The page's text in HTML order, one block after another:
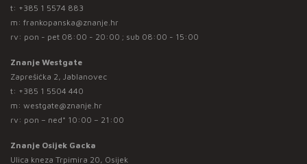
t: +385 1 5574 883
m: frankopanska@znanje.hr
rv: pon - pet 08:00 - 20:00 ; sub 08:00 - 15:00
Znanje Westgate
Zaprešićka 2, Jablanovec
t: +385 1 5504 440
m: westgate@znanje.hr
rv: pon – ned* 10:00 – 21:00
Znanje Osijek Gacka
Ulica kneza Trpimira 20, Osijek